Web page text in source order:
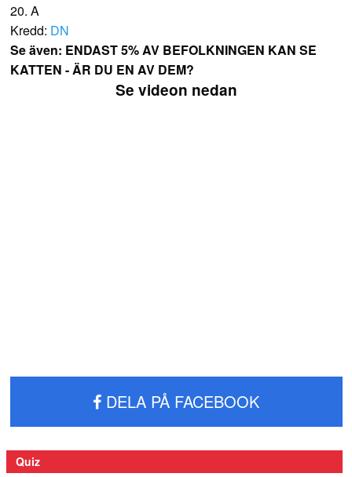
20. A
Kredd: DN
Se även: ENDAST 5% AV BEFOLKNINGEN KAN SE
KATTEN - ÄR DU EN AV DEM?
Se videon nedan
DELA PÅ FACEBOOK
Quiz